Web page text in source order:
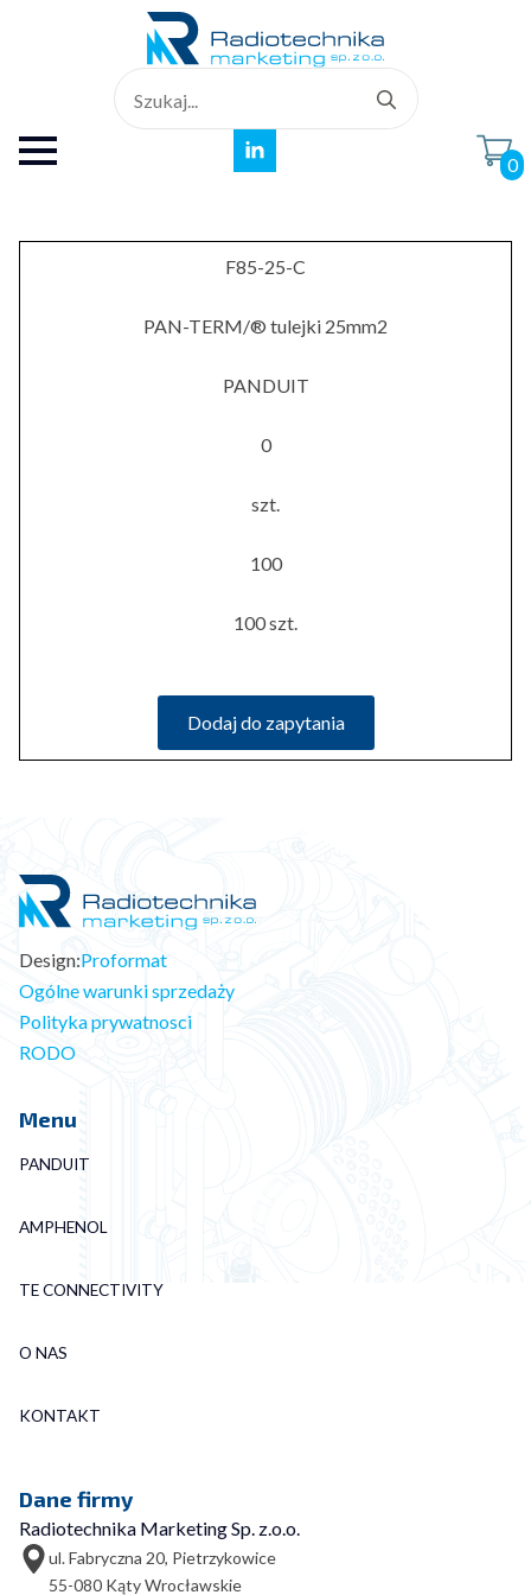
for:
0
F85-25-C
PAN-TERM/® tulejki 25mm2
PANDUIT
0
szt.
100
100 szt.
Dodaj do zapytania
Design:Proformat
Ogólne warunki sprzedaży
Polityka prywatnosci
RODO
Menu
PANDUIT
AMPHENOL
TE CONNECTIVITY
O NAS
KONTAKT
Dane firmy
Radiotechnika Marketing Sp. z.o.o.
ul. Fabryczna 20, Pietrzykowice
55-080 Kąty Wrocławskie